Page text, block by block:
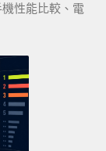
性能比較、電